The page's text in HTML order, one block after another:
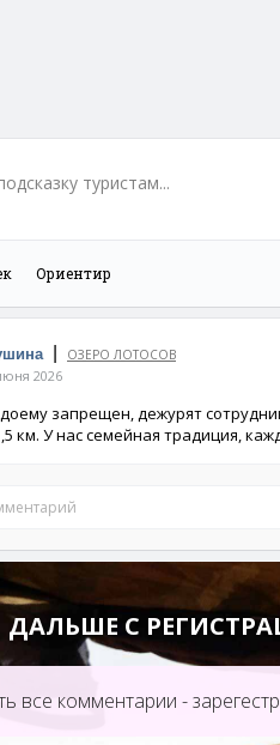
туристам...
Ориентир
ОЗЕРО ЛОТОСОВ
2026
запрещен, дежурят
км. У нас семейная традиция,
ДАЛЬШЕ С
все комментарии -